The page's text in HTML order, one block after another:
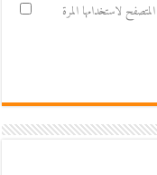
لاستخدامها المرة